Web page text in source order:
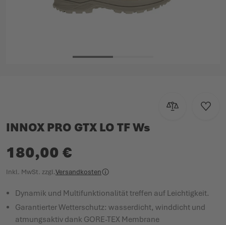
Zur Zur
INNOX PRO GTX LO TF Ws
180,00 €
Inkl. MwSt. zzgl.Versandkosten
Dynamik und Multifunktionalität treffen auf Leichtigkeit.
Garantierter Wetterschutz: wasserdicht, winddicht und
atmungsaktiv dank GORE-TEX Membrane